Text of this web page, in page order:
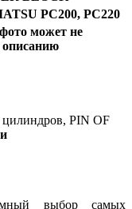
PC200, PC220
может не
описанию
PIN OF
выбор самых